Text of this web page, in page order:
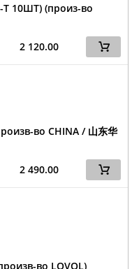
10ШТ) (произ-во
2 120.00
во CHINA / 山东华
2 490.00
во LOVOL)